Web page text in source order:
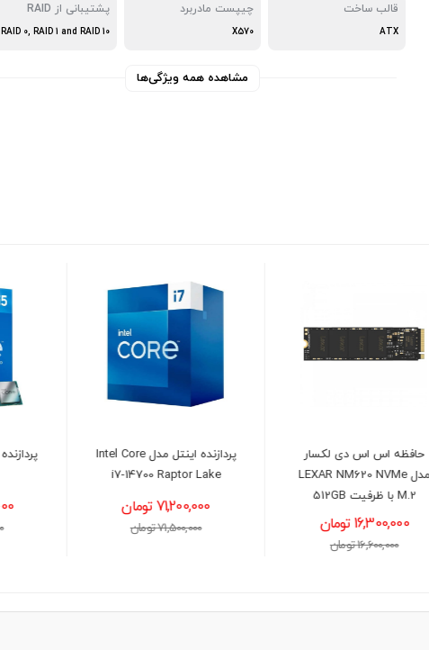
قالب ساخت
ATX
چیپست مادربرد
X570
پشتیبانی از RAID
RAID 0, RAID 1 and RAID 10
مشاهده همه ویژگی‌ها
پردازنده اینتل مدل Intel Core
i7-14700 Raptor Lake
71,200,000 تومان
71,500,000 تومان
پردازنده اینتل مدل Intel Core
i5 13400F
30,900,000 تومان
31,300,000 تومان